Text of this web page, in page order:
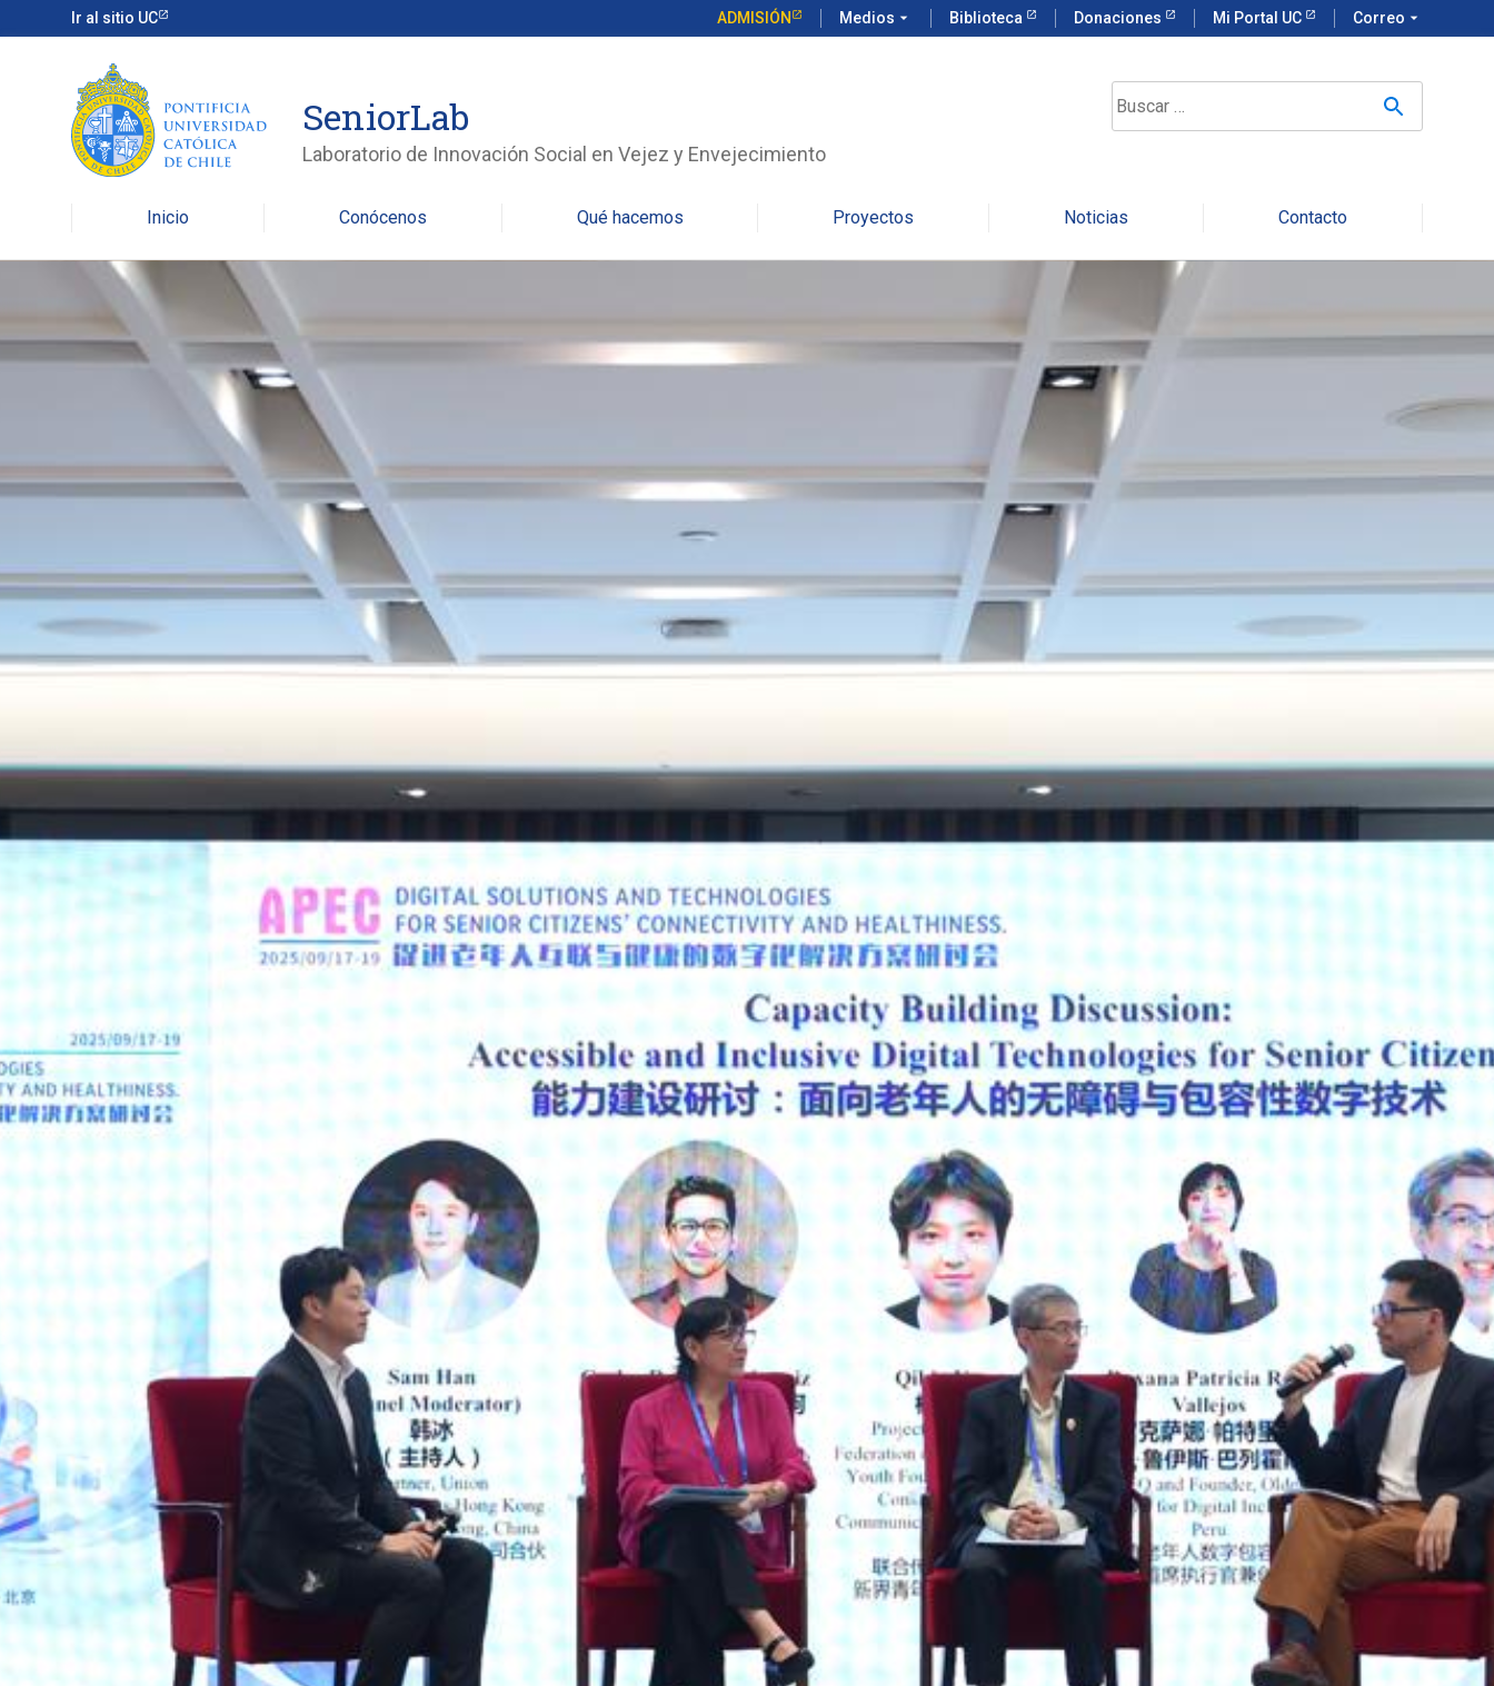
Ir al sitio UC ADMISIÓN Medios arrow_drop_down Biblioteca Donaciones Mi Portal UC Correo arrow_drop_down
SeniorLab
Laboratorio de Innovación Social en Vejez y Envejecimiento
Inicio Conócenos Qué hacemos Proyectos Noticias Contacto